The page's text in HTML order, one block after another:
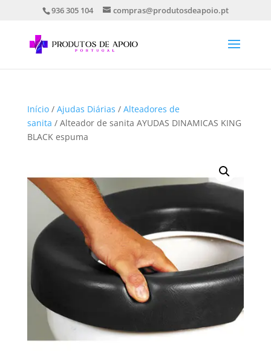
936 305 104 compras@produtosdeapoio.pt
Início/ Ajudas Diárias / Alteadores de
sanita / Alteador de sanita AYUDAS DINAMICAS KING
BLACK espuma